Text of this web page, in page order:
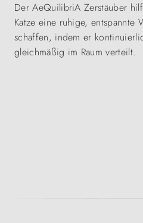
Der AeQuilibriA Zerstäuber
Katze eine ruhige, entspannte
schaffen, indem er
gleichmäßig im Raum verteilt.